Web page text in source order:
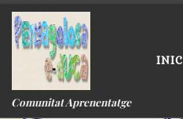
Skip to content
Comunitat Aprenentatge